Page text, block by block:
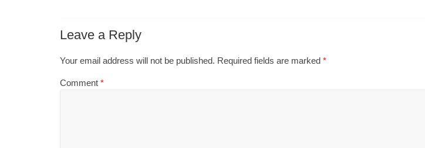
Leave a Reply
Your email address will not be published. Required fields are marked *
Comment *